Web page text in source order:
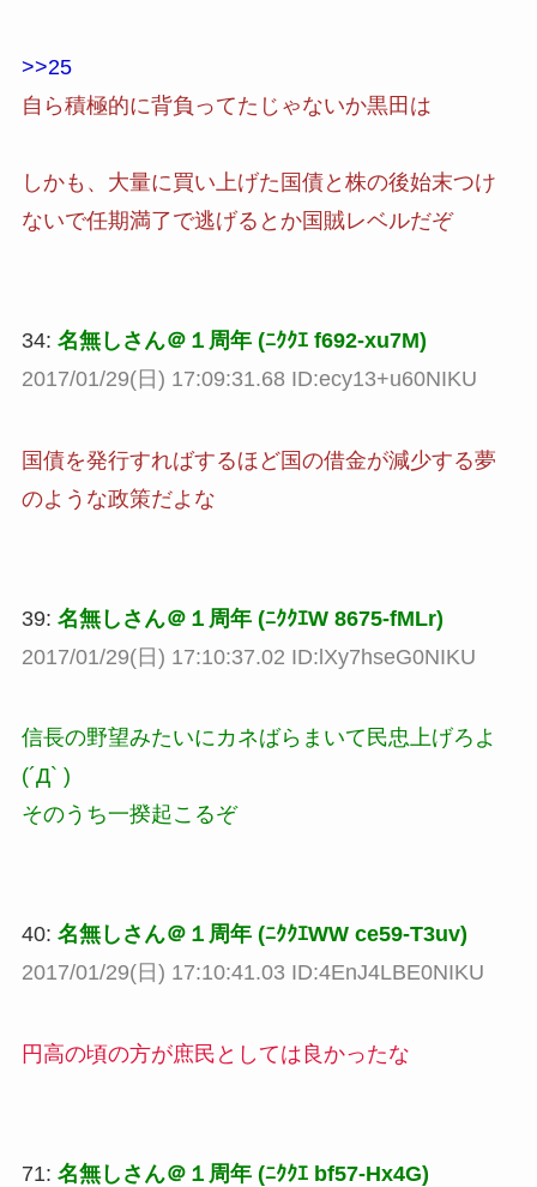
>>25
自ら積極的に背負ってたじゃないか黒田は
しかも、大量に買い上げた国債と株の後始末つけ
ないで任期満了で逃げるとか国賊レベルだぞ
34: 名無しさん＠１周年 (ﾆｸｸｴ f692-xu7M)
2017/01/29(日) 17:09:31.68 ID:ecy13+u60NIKU
国債を発行すればするほど国の借金が減少する夢
のような政策だよな
39: 名無しさん＠１周年 (ﾆｸｸｴW 8675-fMLr)
2017/01/29(日) 17:10:37.02 ID:lXy7hseG0NIKU
信長の野望みたいにカネばらまいて民忠上げろよ
(´Д` )
そのうち一揆起こるぞ
40: 名無しさん＠１周年 (ﾆｸｸｴWW ce59-T3uv)
2017/01/29(日) 17:10:41.03 ID:4EnJ4LBE0NIKU
円高の頃の方が庶民としては良かったな
71: 名無しさん＠１周年 (ﾆｸｸｴ bf57-Hx4G)